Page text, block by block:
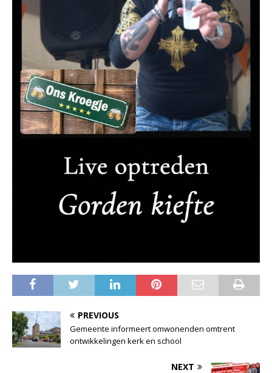
PREVIOUS
Gemeente informeert omwonenden omtrent
ontwikkelingen kerk en school
NEXT